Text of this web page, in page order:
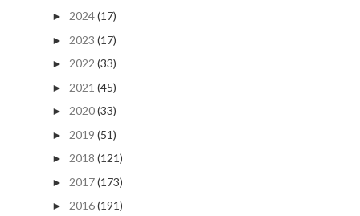
► 2024(17)
► 2023 (17)
► 2022 (33)
► 2021 (45)
► 2020(33)
► 2019 (51)
► 2018 (121)
► 2017(173)
► 2016(191)